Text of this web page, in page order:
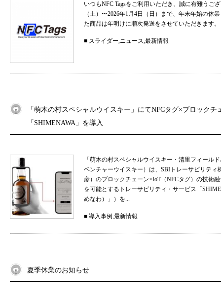
いつもNFC Tagsをご利用いただき、誠に有難う
（土）〜2026年1月4日（日）まで、年末年始の
た商品は年明けに順次発送をさせていただきます
■ スライダー,ニュース,最新情報
「萌木の村スペシャルウイスキー」にてNFCタグ×ブロックチ
「SHIMENAWA」を導入
「萌木の村スペシャルウイスキー・清里フィール
ベンチャーウイスキー）は、SBIトレーサビリテ
彦）のブロックチェーン×IoT（NFCタグ）の技術
を可能とするトレーサビリティ・サービス「
めなわ）」）を...
■ 導入事例,最新情報
夏季休業のお知らせ